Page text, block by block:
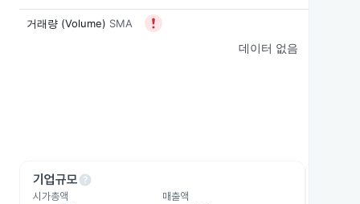
기업규모help
시가총액
매출액